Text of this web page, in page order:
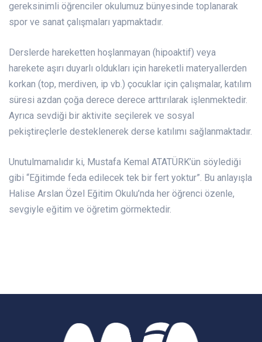
gereksinimli öğrenciler okulumuz bünyesinde toplanarak
spor ve sanat çalışmaları yapmaktadır.
Derslerde hareketten hoşlanmayan (hipoaktif) veya
harekete aşırı duyarlı oldukları için hareketli materyallerden
korkan (top, merdiven, ip vb.) çocuklar için çalışmalar, katılım
süresi azdan çoğa derece derece arttırılarak işlenmektedir.
Ayrıca sevdiği bir aktivite seçilerek ve sosyal
pekiştireçlerle desteklenerek derse katılımı sağlanmaktadır.
Unutulmamalıdır ki, Mustafa Kemal ATATÜRK’ün söylediği
gibi “Eğitimde feda edilecek tek bir fert yoktur”. Bu anlayışla
Halise Arslan Özel Eğitim Okulu’nda her öğrenci özenle,
sevgiyle eğitim ve öğretim görmektedir.